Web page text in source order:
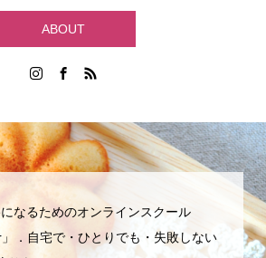
ABOUT
なるためのオンラインスクール
」．自宅で・ひとりでも・失敗しない